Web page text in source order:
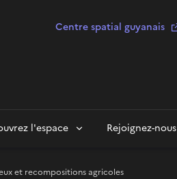
Centre spatial guyanais
l'espace Rejoignez-nous
et recompositions agricoles